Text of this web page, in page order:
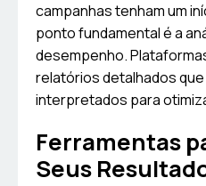
campanhas tenham um
ponto fundamental é a
desempenho.
relatórios detalhados
interpretados para
Ferramentas
Seus